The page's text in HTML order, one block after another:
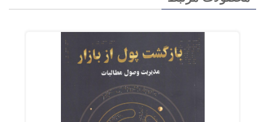
را نمی پذیرید احتمالاً از این کتاب لذت نخواهید برد.